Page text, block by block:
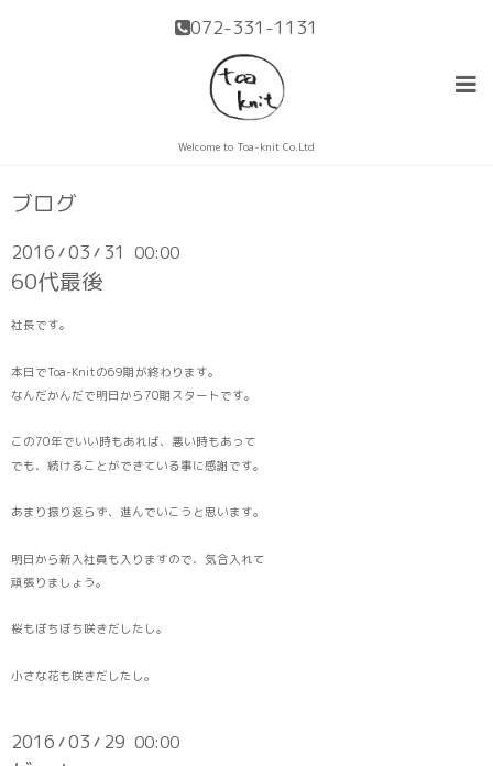
072-331-1131
Welcome to Toa-knit Co.Ltd
ブログ
2016 /03 / 31 00:00
60代最後
社長です。
本日でToa-Knitの69期が終わります。
なんだかんだで明日から70期スタートです。
この70年でいい時もあれば、悪い時もあって
でも、続けることができている事に感謝です。
あまり振り返らず、進んでいこうと思います。
明日から新入社員も入りますので、気合入れて
頑張りましょう。
桜もぼちぼち咲きだしたし。
小さな花も咲きだしたし。
2016 /03 / 29 00:00